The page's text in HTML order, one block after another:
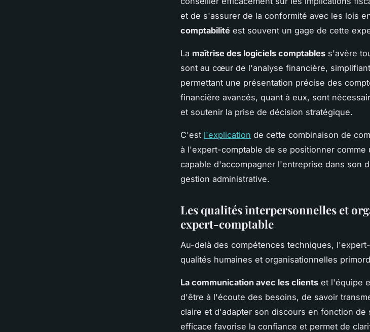
et de s'assurer de la conformité avec les lois
comptabilité est souvent un gage de cette
La maîtrise des logiciels comptables s'avère
sont au cœur de l'analyse financière,
permettant une présentation précise des
financière avancés, quant à eux, sont
et soutenir la prise de décision stratégique.
C'est l'explication de cette combinaison de
à l'expert-comptable de se positionner
capable d'accompagner l'entreprise dans son
gestion administrative.
Les qualités interpersonnelles et
expert-comptable
Au-delà des compétences techniques,
qualités humaines et organisationnelles
La communication avec les clients et l'équipe
d'être à l'écoute des besoins, de savoir
claire et d'adapter son discours en fonction de
efficace favorise la confiance et permet de